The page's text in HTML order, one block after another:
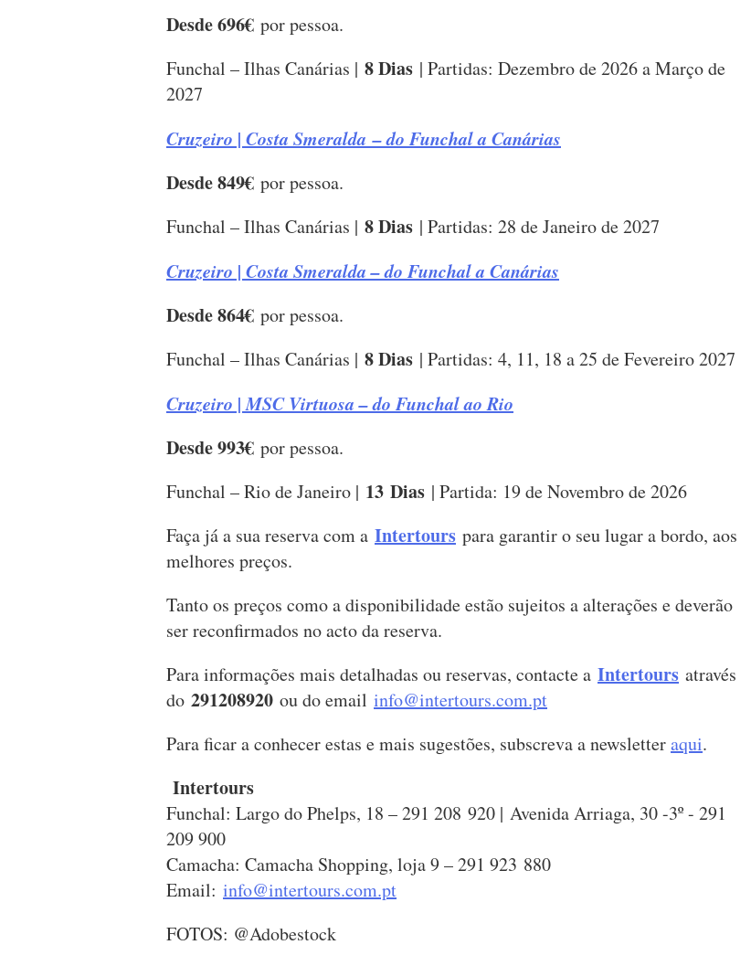
Desde 696€ por pessoa.
Funchal – Ilhas Canárias | 8 Dias | Partidas: Dezembro de 2026 a Março de
2027
Cruzeiro | Costa Smeralda – do Funchal a Canárias
Desde 849€ por pessoa.
Funchal – Ilhas Canárias | 8 Dias | Partidas: 28 de Janeiro de 2027
Cruzeiro | Costa Smeralda – do Funchal a Canárias
Desde 864€ por pessoa.
Funchal – Ilhas Canárias | 8 Dias | Partidas: 4, 11, 18 a 25 de Fevereiro 2027
Cruzeiro | MSC Virtuosa – do Funchal ao Rio
Desde 993€ por pessoa.
Funchal – Rio de Janeiro | 13 Dias | Partida: 19 de Novembro de 2026
Faça já a sua reserva com a Intertours para garantir o seu lugar a bordo, aos
melhores preços.
Tanto os preços como a disponibilidade estão sujeitos a alterações e deverão
ser reconfirmados no acto da reserva.
Para informações mais detalhadas ou reservas, contacte a Intertours através
do 291208920 ou do email info@intertours.com.pt
Para ficar a conhecer estas e mais sugestões, subscreva a newsletteraqui.
Intertours
Funchal: Largo do Phelps, 18 – 291 208 920 | Avenida Arriaga, 30 -3º - 291
209 900
Camacha: Camacha Shopping, loja 9 – 291 923 880
Email: info@intertours.com.pt
FOTOS: @Adobestock